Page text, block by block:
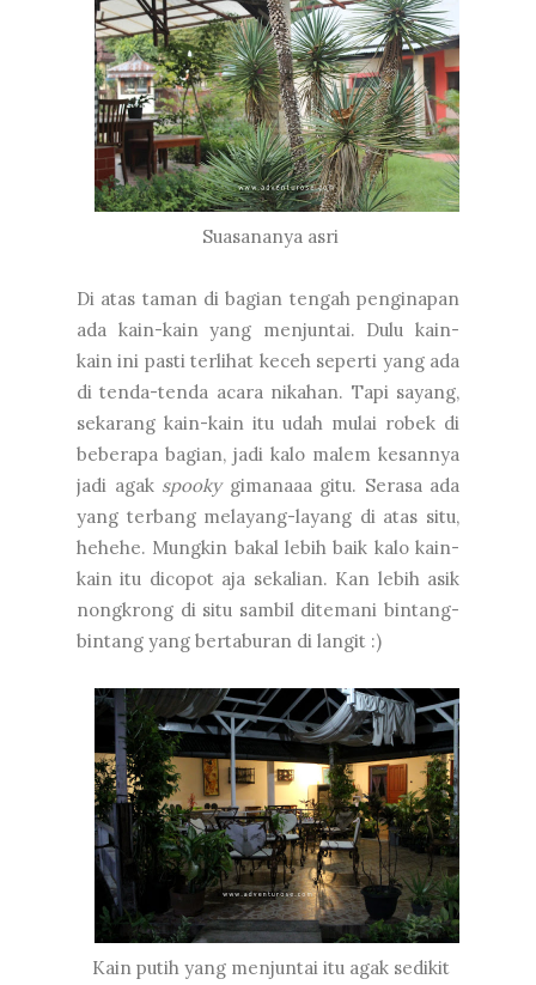
Suasananya asri
Di atas taman di bagian tengah penginapan
ada kain-kain yang menjuntai. Dulu kain-
kain ini pasti terlihat keceh seperti yang ada
di tenda-tenda acara nikahan. Tapi sayang,
sekarang kain-kain itu udah mulai robek di
beberapa bagian, jadi kalo malem kesannya
jadi agak spookygimanaaa gitu. Serasa ada
yang terbang melayang-layang di atas situ,
hehehe. Mungkin bakal lebih baik kalo kain-
kain itu dicopot aja sekalian. Kan lebih asik
nongkrong di situ sambil ditemani bintang-
bintang yang bertaburan di langit :)
Kain putih yang menjuntai itu agak sedikit